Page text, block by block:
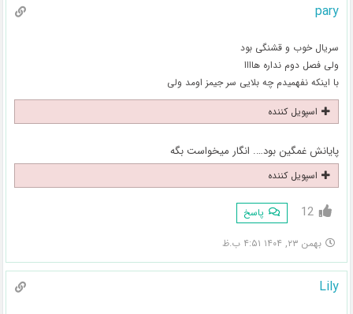
pary
سریال خوب و قشنگی بود
ولی فصل دوم نداره هاااا
با اینکه نفهمیدم چه بلایی سر جیمز اومد ولی
اسپویل کننده
پایانش غمگین بود…. انگار میخواست بگه
اسپویل کننده
12 پاسخ
بهمن ۲۳, ۱۴۰۴ ۴:۵۱ ب.ظ
Lily